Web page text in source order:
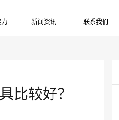
力 新闻资讯 联系我们
比较好？